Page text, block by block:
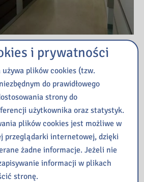
podróż w nieznane
pracę bibliotekarza od
„Gwiazdki 2026” w Galerii
Bibliotece w mijającym tygodniu?
i prywatności
plików cookies (tzw.
do prawidłowego
strony do
użytkownika oraz statystyk.
plików cookies jest możliwe w
przeglądarki internetowej, dzięki
żadne informacje. Jeżeli nie
informacji w plikach
stronę.